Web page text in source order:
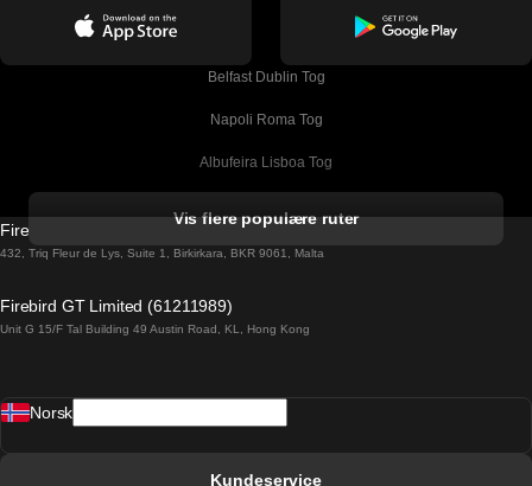
Belfast Dublin Tog
Napoli Roma Tog
Albufeira Lisboa Tog
Barcelona Madrid Tog
Barcelona Sevilla Tog
Vis flere populære ruter
Firebird GT Limited (OC 1451)
432, Triq Fleur de Lys, Suite 1, Birkirkara, BKR 9061, Malta
Firebird GT Limited (61211989)
Unit G 15/F Tal Building 49 Austin Road, KL, Hong Kong
Norsk
Kundeservice